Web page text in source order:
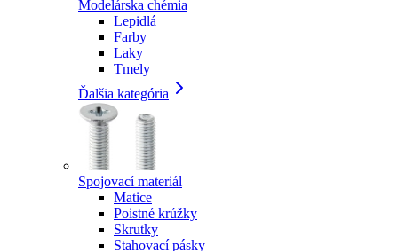
Modelárska chémia
Lepidlá
Farby
Laky
Tmely
Ďalšia kategória
Spojovací materiál
Matice
Poistné krúžky
Skrutky
Stahovací pásky